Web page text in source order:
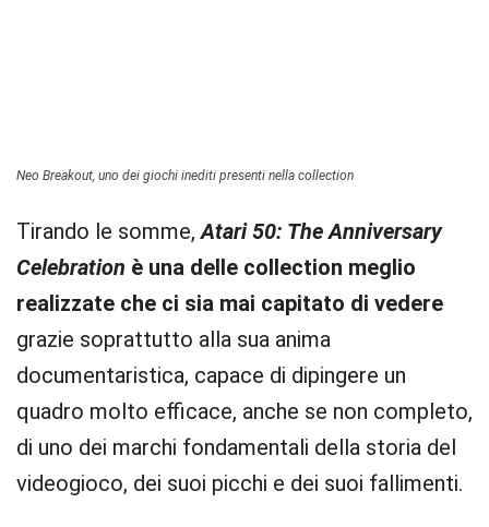
Neo Breakout, uno dei giochi inediti presenti nella collection
Tirando le somme,Atari 50: The Anniversary
Celebration è una delle collection meglio
realizzate che ci sia mai capitato di vedere
grazie soprattutto alla sua anima
documentaristica, capace di dipingere un
quadro molto efficace, anche se non completo,
di uno dei marchi fondamentali della storia del
videogioco, dei suoi picchi e dei suoi fallimenti.